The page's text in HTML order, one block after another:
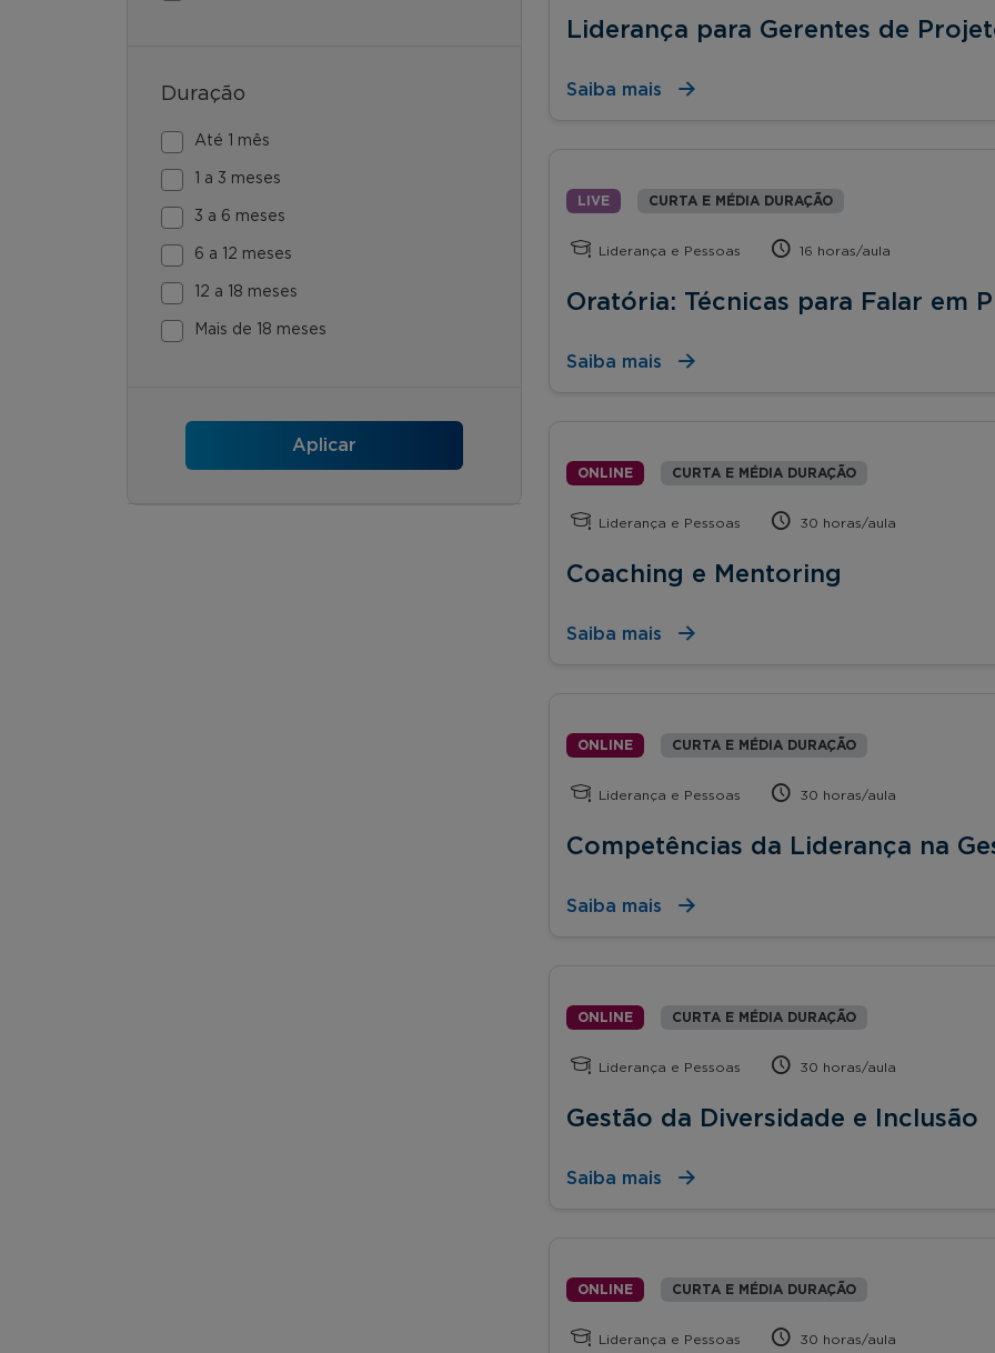
Duração
Até 1 mês
1 a 3 meses
3 a 6 meses
6 a 12 meses
12 a 18 meses
Mais de 18 meses
Liderança para Gerentes de
Saiba mais
LIVE CURTA E MÉDIA DURAÇÃO
Liderança e Pessoas 16 horas/aula
Oratória: Técnicas para Falar em
Saiba mais
ONLINE CURTA E MÉDIA DURAÇÃO
Liderança e Pessoas 30 horas/aula
Coaching e Mentoring
Saiba mais
ONLINE CURTA E MÉDIA DURAÇÃO
Liderança e Pessoas 30 horas/aula
Competências da Liderança na
Saiba mais
ONLINE CURTA E MÉDIA DURAÇÃO
Liderança e Pessoas 30 horas/aula
Gestão da Diversidade e Inclusão
Saiba mais
ONLINE CURTA E MÉDIA DURAÇÃO
Liderança e Pessoas 30 horas/aula